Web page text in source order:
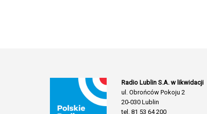
Radio Lublin S.A. w likwidacji
ul. Obrońców Pokoju 2
20-030 Lublin
tel. 81 53 64 200